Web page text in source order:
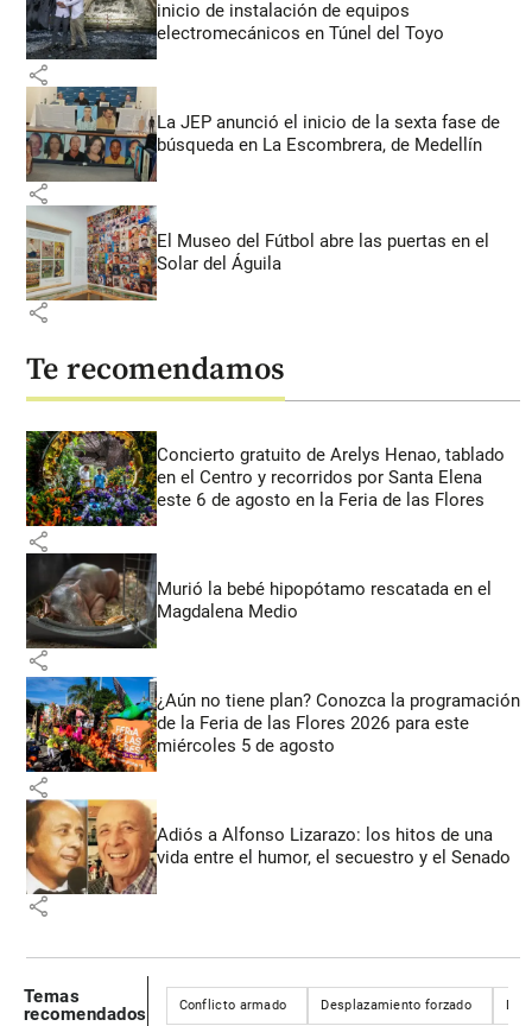
inicio de instalación de equipos
electromecánicos en Túnel del Toyo
share
La JEP anunció el inicio de la sexta fase de
búsqueda en La Escombrera, de Medellín
share
El Museo del Fútbol abre las puertas en el
Solar del Águila
share
Te recomendamos
Concierto gratuito de Arelys Henao, tablado
en el Centro y recorridos por Santa Elena
este 6 de agosto en la Feria de las Flores
share
Murió la bebé hipopótamo rescatada en el
Magdalena Medio
share
¿Aún no tiene plan? Conozca la programación
de la Feria de las Flores 2026 para este
miércoles 5 de agosto
share
Adiós a Alfonso Lizarazo: los hitos de una
vida entre el humor, el secuestro y el Senado
share
Temas
recomendados
Conflicto armado Desplazamiento forzado